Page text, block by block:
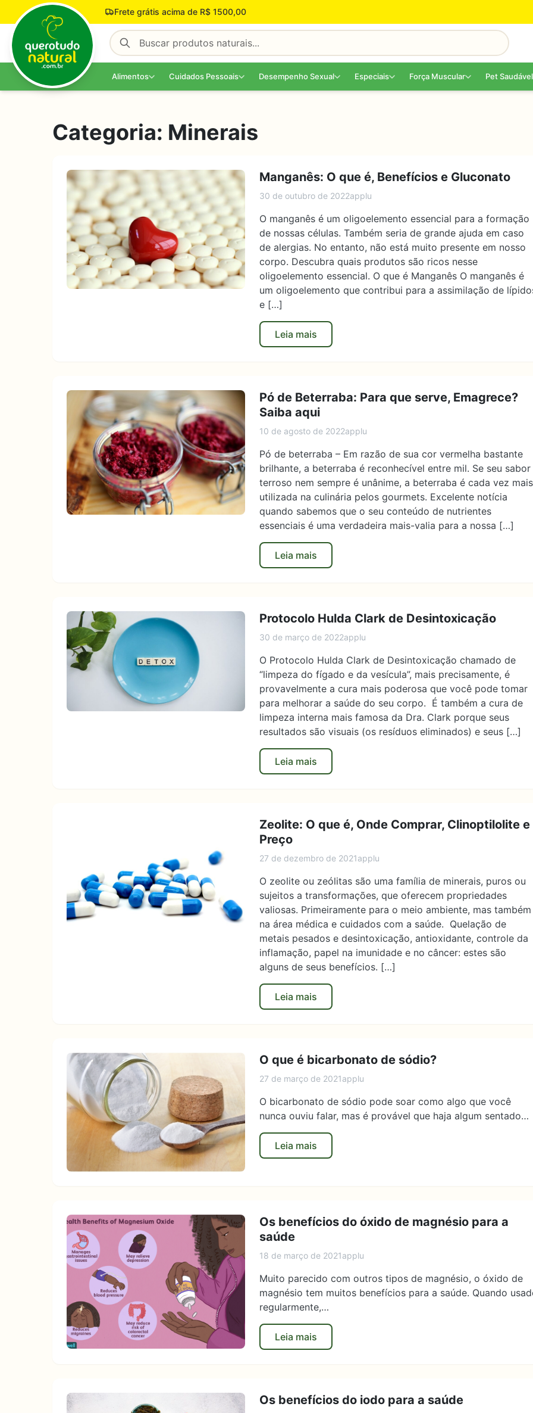
Pular para o conteúdo Frete grátis acima de R$ 1500,00
Alimentos Cuidados Pessoais Desempenho Sexual Especiais Força Muscular Pet Saudável
Categoria: Minerais
Manganês: O que é, Benefícios e Gluconato
30 de outubro de 2022applu
O manganês é um oligoelemento essencial para a formação
de nossas células. Também seria de grande ajuda em caso
de alergias. No entanto, não está muito presente em nosso
corpo. Descubra quais produtos são ricos nesse
oligoelemento essencial. O que é Manganês O manganês é
um oligoelemento que contribui para a assimilação de
e […]
Leia mais
Pó de Beterraba: Para que serve, Emagrece?
Saiba aqui
10 de agosto de 2022applu
Pó de beterraba – Em razão de sua cor vermelha bastante
brilhante, a beterraba é reconhecível entre mil. Se seu sabor
terroso nem sempre é unânime, a beterraba é cada vez mais
utilizada na culinária pelos gourmets. Excelente notícia
quando sabemos que o seu conteúdo de nutrientes
essenciais é uma verdadeira mais-valia para a nossa […]
Leia mais
Protocolo Hulda Clark de Desintoxicação
30 de março de 2022applu
O Protocolo Hulda Clark de Desintoxicação chamado de
“limpeza do fígado e da vesícula”, mais precisamente, é
provavelmente a cura mais poderosa que você pode tomar
para melhorar a saúde do seu corpo. É também a cura de
limpeza interna mais famosa da Dra. Clark porque seus
resultados são visuais (os resíduos eliminados) e seus […]
Leia mais
Zeolite: O que é, Onde Comprar, Clinoptilolite e
Preço
27 de dezembro de 2021applu
O zeolite ou zeólitas são uma família de minerais, puros ou
sujeitos a transformações, que oferecem propriedades
valiosas. Primeiramente para o meio ambiente, mas também
na área médica e cuidados com a saúde. Quelação de
metais pesados ​​e desintoxicação, antioxidante, controle da
inflamação, papel na imunidade e no câncer: estes são
alguns de seus benefícios. […]
Leia mais
O que é bicarbonato de sódio?
27 de março de 2021applu
O bicarbonato de sódio pode soar como algo que você
nunca ouviu falar, mas é provável que haja algum sentado…
Leia mais
Os benefícios do óxido de magnésio para a
saúde
18 de março de 2021applu
Muito parecido com outros tipos de magnésio, o óxido de
magnésio tem muitos benefícios para a saúde. Quando
regularmente,…
Leia mais
Os benefícios do iodo para a saúde